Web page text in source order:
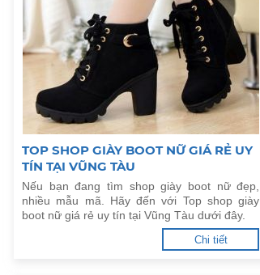
TOP SHOP GIÀY BOOT NỮ GIÁ RẺ UY
TÍN TẠI VŨNG TÀU
Nếu bạn đang tìm shop giày boot nữ đẹp,
nhiều mẫu mã. Hãy đến với Top shop giày
boot nữ giá rẻ uy tín tại Vũng Tàu dưới đây.
Chi tiết